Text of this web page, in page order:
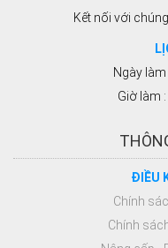
Kết nối với
Ngày
Giờ làm
ĐIỀU
Chính
Chính